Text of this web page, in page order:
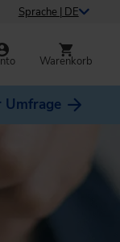
Sprache | DE
Warenkorb
Umfrage